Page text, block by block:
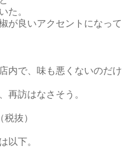
た。
が良いアクセントになって
内で、味も悪くないのだけ
再訪はなさそう。
抜）
以下。